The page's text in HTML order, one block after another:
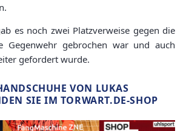
es noch zwei Platzverweise gegen die
Gegenwehr gebrochen war und auch
gefordert wurde.
VON LUKAS
SIE IM TORWART.DE-SHOP